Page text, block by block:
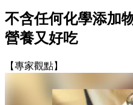
不含任何化學添加
營養又好吃
【專家觀點】